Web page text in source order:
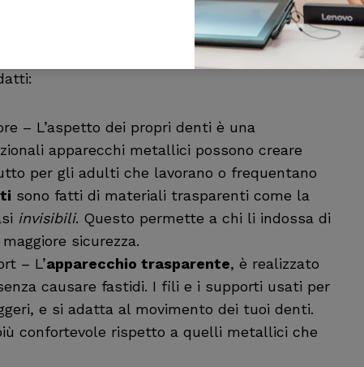
senza dover indossare un apparecchio
offre molti vantaggi rispetto ai
apparecchi
– L’aspetto dei propri denti è una
apparecchi metallici possono creare
per gli adulti che lavorano o frequentano
sono fatti di materiali trasparenti come la
invisibili. Questo permette a chi li indossa di
sicurezza.
– L’apparecchio trasparente, è realizzato
causare fastidi. I fili e i supporti usati per
e si adatta al movimento dei tuoi denti.
confortevole rispetto a quelli metallici che